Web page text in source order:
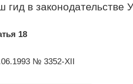
гид в законодательстве
18
№ 3352-XII